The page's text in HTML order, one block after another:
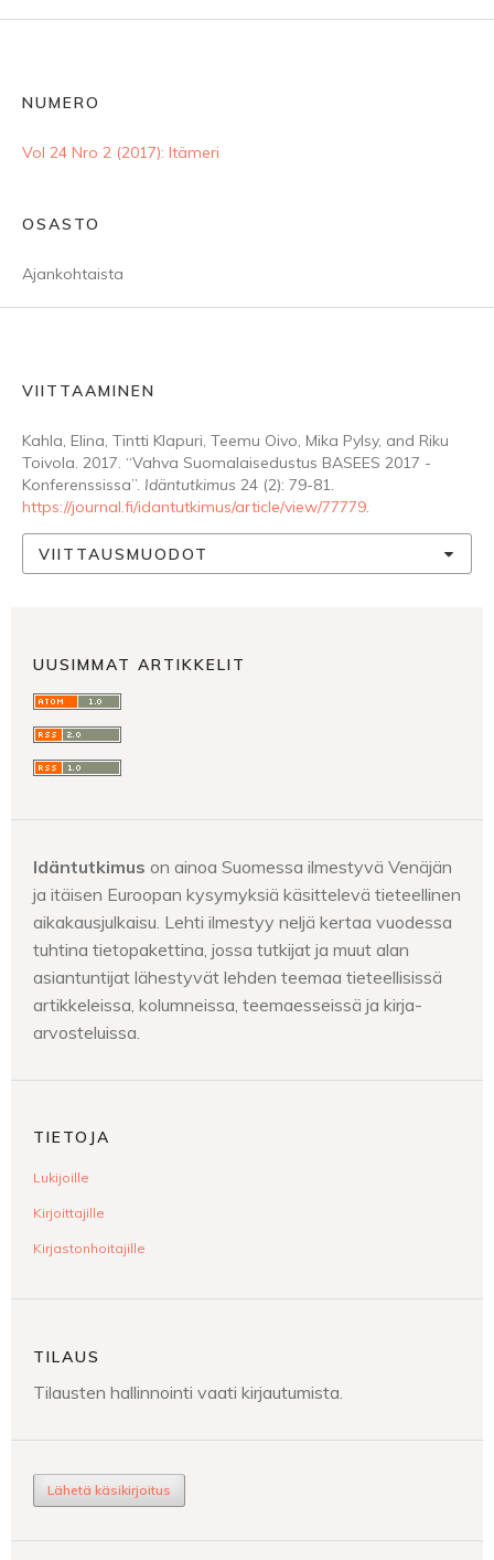
NUMERO
Vol 24 Nro 2 (2017): Itämeri
OSASTO
Ajankohtaista
VIITTAAMINEN
Kahla, Elina, Tintti Klapuri, Teemu Oivo, Mika Pylsy, and Riku
Toivola. 2017. “Vahva Suomalaisedustus BASEES 2017 -
Konferenssissa”. Idäntutkimus 24 (2): 79-81.
https://journal.fi/idantutkimus/article/view/77779.
VIITTAUSMUODOT
UUSIMMAT ARTIKKELIT
Idäntutkimus on ainoa Suomessa ilmestyvä Venäjän
ja itäisen Euroopan kysymyksiä käsittelevä tieteellinen
aikakausjulkaisu. Lehti ilmestyy neljä kertaa vuodessa
tuhtina tietopakettina, jossa tutkijat ja muut alan
asiantuntijat lähestyvät lehden teemaa tieteellisissä
artikkeleissa, kolumneissa, teemaesseissä ja kirja-
arvosteluissa.
TIETOJA
Lukijoille
Kirjoittajille
Kirjastonhoitajille
TILAUS
Tilausten hallinnointi vaati kirjautumista.
Lähetä käsikirjoitus